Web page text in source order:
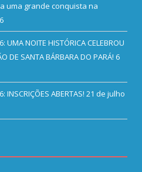
uma grande conquista na
UMA NOITE HISTÓRICA CELEBROU
DE SANTA BÁRBARA DO PARÁ! 6
INSCRIÇÕES ABERTAS! 21 de julho